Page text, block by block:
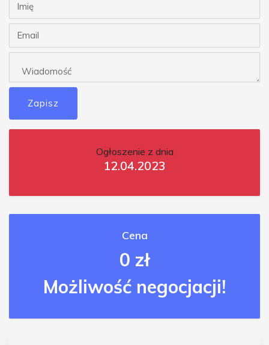
Zapisz
Ogłoszenie z dnia
12.04.2023
Cena
0 zł
Możliwość negocjacji!